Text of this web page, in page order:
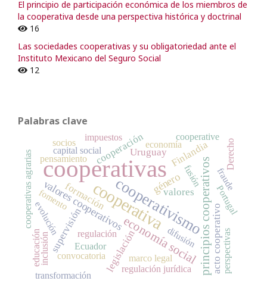
El principio de participación económica de los miembros de
la cooperativa desde una perspectiva histórica y doctrinal
16
Las sociedades cooperativas y su obligatoriedad ante el
Instituto Mexicano del Seguro Social
12
Palabras clave
cooperativas
cooperativa
cooperativismoprincipios cooperativos
economía social
género
valores cooperativos
cooperación
legislación
formación
acto cooperativo
valores
Uruguay Finlandia
supervisión perspectivas
regulación
marco legal
capital social
Ecuador
regulación jurídica
fomento
evolución
cooperativas agrarias
inclusión convocatoria
difusión
Portugal
impuestos
economía
fraude
cooperative
educación
pensamiento
transformación
fusión
Derecho
socios